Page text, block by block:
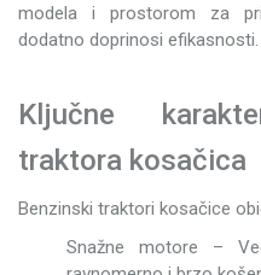
modela i prostorom za
dodatno doprinosi efikasnosti.
Ključne
traktora kosačica
Benzinski traktori kosačice
Snažne motore –